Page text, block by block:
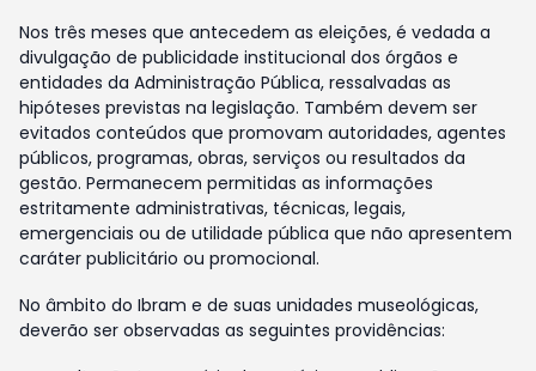
Nos três meses que antecedem as eleições, é vedada a
divulgação de publicidade institucional dos órgãos e
entidades da Administração Pública, ressalvadas as
hipóteses previstas na legislação. Também devem ser
evitados conteúdos que promovam autoridades, agentes
públicos, programas, obras, serviços ou resultados da
gestão. Permanecem permitidas as informações
estritamente administrativas, técnicas, legais,
emergenciais ou de utilidade pública que não apresentem
caráter publicitário ou promocional.
No âmbito do Ibram e de suas unidades museológicas,
deverão ser observadas as seguintes providências: